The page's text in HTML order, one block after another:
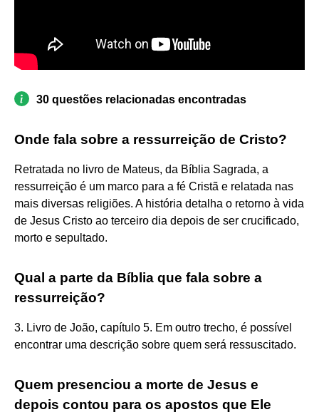
30 questões relacionadas encontradas
Onde fala sobre a ressurreição de Cristo?
Retratada no livro de Mateus, da Bíblia Sagrada, a
ressurreição é um marco para a fé Cristã e relatada nas
mais diversas religiões. A história detalha o retorno à vida
de Jesus Cristo ao terceiro dia depois de ser crucificado,
morto e sepultado.
Qual a parte da Bíblia que fala sobre a
ressurreição?
3. Livro de João, capítulo 5. Em outro trecho, é possível
encontrar uma descrição sobre quem será ressuscitado.
Quem presenciou a morte de Jesus e
depois contou para os apostos que Ele